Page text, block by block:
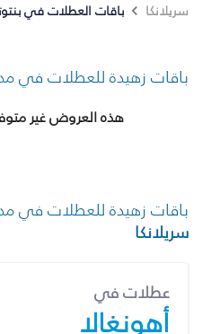
سريلانكا
باقات العطلات في
باقات زهيدة للعطلات في
هذه العروض غير
باقات زهيدة للعطلات في
سريلانكا
عطلات في
أهونغالا